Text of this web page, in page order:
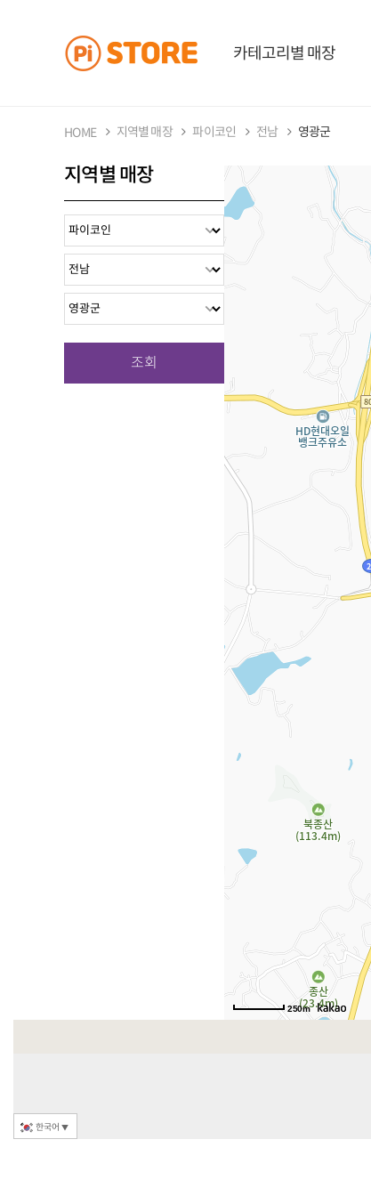
카테고리별 매장
HOME 지역별 매장 파이코인 전남 영광군
지역별 매장
조회
250m
한국어 ▼